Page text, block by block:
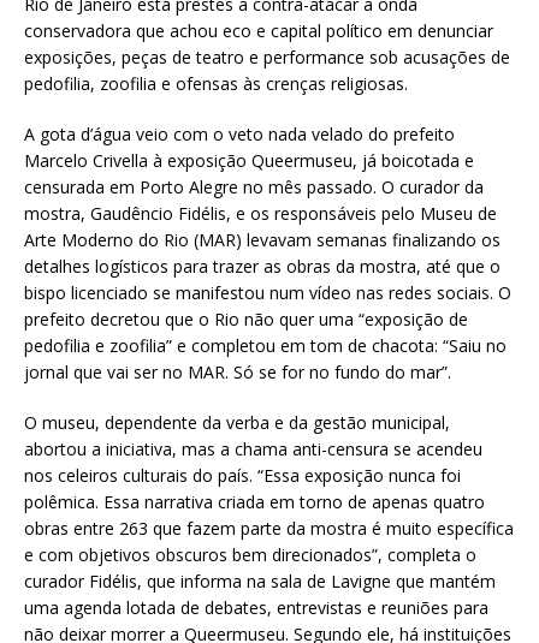
conservadora que achou eco e capital político em denunciar
exposições, peças de teatro e performance sob acusações de
pedofilia, zoofilia e ofensas às crenças religiosas.
A gota d’água veio com o veto nada velado do prefeito
Marcelo Crivella à exposição Queermuseu, já boicotada e
censurada em Porto Alegre no mês passado. O curador da
mostra, Gaudêncio Fidélis, e os responsáveis pelo Museu de
Arte Moderno do Rio (MAR) levavam semanas finalizando os
detalhes logísticos para trazer as obras da mostra, até que o
bispo licenciado se manifestou num vídeo nas redes sociais. O
prefeito decretou que o Rio não quer uma “exposição de
pedofilia e zoofilia” e completou em tom de chacota: “Saiu no
jornal que vai ser no MAR. Só se for no fundo do mar”.
O museu, dependente da verba e da gestão municipal,
abortou a iniciativa, mas a chama anti-censura se acendeu
nos celeiros culturais do país. “Essa exposição nunca foi
polêmica. Essa narrativa criada em torno de apenas quatro
obras entre 263 que fazem parte da mostra é muito específica
e com objetivos obscuros bem direcionados”, completa o
curador Fidélis, que informa na sala de Lavigne que mantém
uma agenda lotada de debates, entrevistas e reuniões para
não deixar morrer a Queermuseu. Segundo ele, há instituições